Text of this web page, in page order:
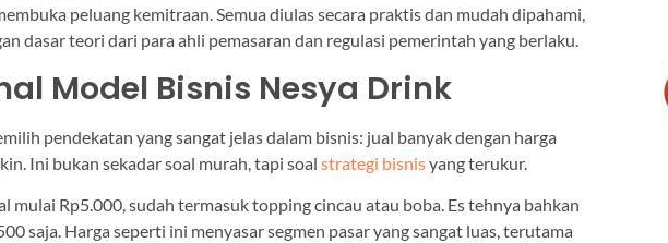
peluang kemitraan. Semua diulas secara praktis dan mudah dipahami,
dasar teori dari para ahli pemasaran dan regulasi pemerintah yang berlaku.
Model Bisnis Nesya Drink
pendekatan yang sangat jelas dalam bisnis: jual banyak dengan harga
Ini bukan sekadar soal murah, tapi soalstrategi bisnisyang terukur.
mulai Rp5.000, sudah termasuk topping cincau atau boba. Es tehnya bahkan
saja. Harga seperti ini menyasar segmen pasar yang sangat luas, terutama